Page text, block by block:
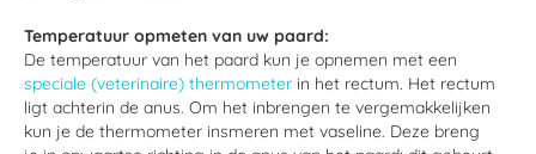
Temperatuur opmeten van uw paard:
De temperatuur van het paard kun je opnemen met een
speciale (veterinaire) thermometer in het rectum. Het rectum
ligt achterin de anus. Om het inbrengen te vergemakkelijken
kun je de thermometer insmeren met vaseline. Deze breng